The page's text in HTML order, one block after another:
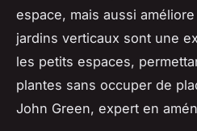
espace, mais aussi
jardins verticaux sont une
les petits espaces,
plantes sans occuper de
John Green, expert en